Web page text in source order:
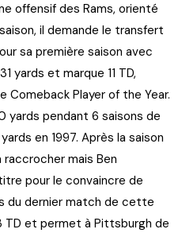
offensif des Rams, orienté
il demande le transfert
sa première saison avec
yards et marque 11 TD,
Player of the Year.
yards pendant 6 saisons de
en 1997. Après la saison
mais Ben
pour le convaincre de
du dernier match de cette
et permet à Pittsburgh de